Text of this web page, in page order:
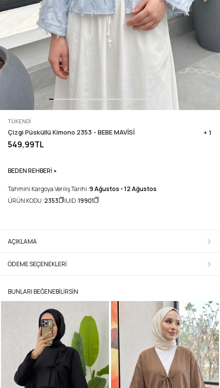
TÜKENDI
Çizgi Püsküllü Kimono 2353 - BEBE MAVİSİ + 1
549,99TL
BEDEN REHBERİ
Tahmini Kargoya Veriliş Tarihi :9 Ağustos - 12 Ağustos
ÜRÜN KODU :2353 UID :19901
AÇIKLAMA
ÖDEME SEÇENEKLERI
BUNLARI BEĞENEBILIRSIN